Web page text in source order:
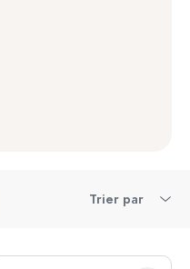
Trier par